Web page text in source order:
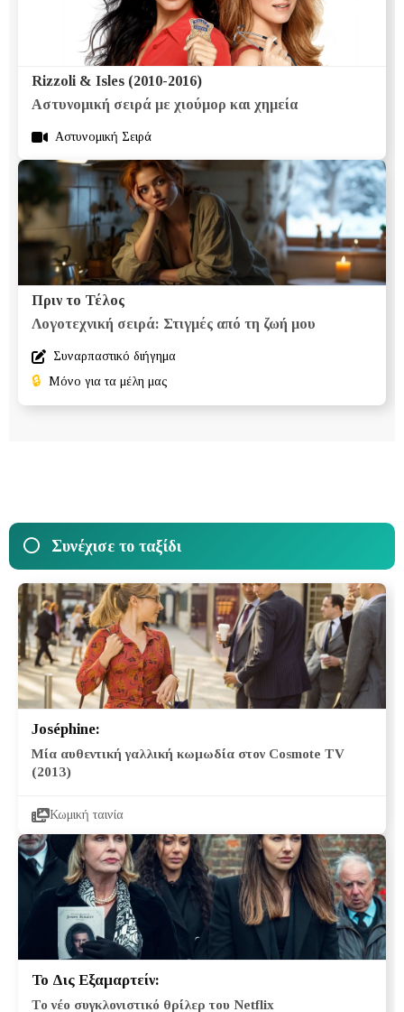
Rizzoli & Isles (2010-2016)
Αστυνομική σειρά με χιούμορ και χημεία
Αστυνομική Σειρά
Πριν το Τέλος
Λογοτεχνική σειρά: Στιγμές από τη ζωή μου
Συναρπαστικό διήγημα
🔒 Μόνο για τα μέλη μας
Συνέχισε το ταξίδι
Joséphine:
Μία αυθεντική γαλλική κωμωδία στον Cosmote TV
(2013)
Κωμική ταινία
Το Δις Εξαμαρτείν:
Το νέο συγκλονιστικό θρίλερ του Netflix